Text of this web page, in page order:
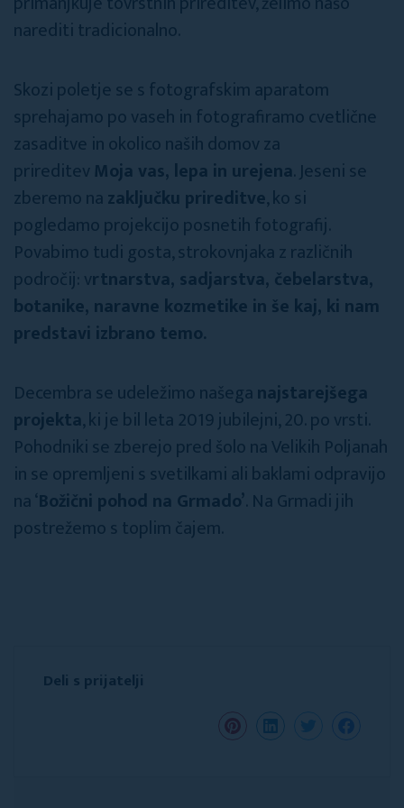
narediti tradicionalno.
Skozi poletje se s fotografskim aparatom
sprehajamo po vaseh in fotografiramo cvetlične
zasaditve in okolico naših domov za
prireditev Moja vas, lepa in urejena. Jeseni se
zberemo na zaključku prireditve, ko si
pogledamo projekcijo posnetih fotografij.
Povabimo tudi gosta, strokovnjaka z različnih
področij: vrtnarstva, sadjarstva, čebelarstva,
botanike, naravne kozmetike in še kaj, ki nam
predstavi izbrano temo.
Decembra se udeležimo našega najstarejšega
projekta, ki je bil leta 2019 jubilejni, 20. po vrsti.
Pohodniki se zberejo pred šolo na Velikih Poljanah
in se opremljeni s svetilkami ali baklami odpravijo
na ‘Božični pohod na Grmado’. Na Grmadi jih
postrežemo s toplim čajem.
Deli s prijatelji